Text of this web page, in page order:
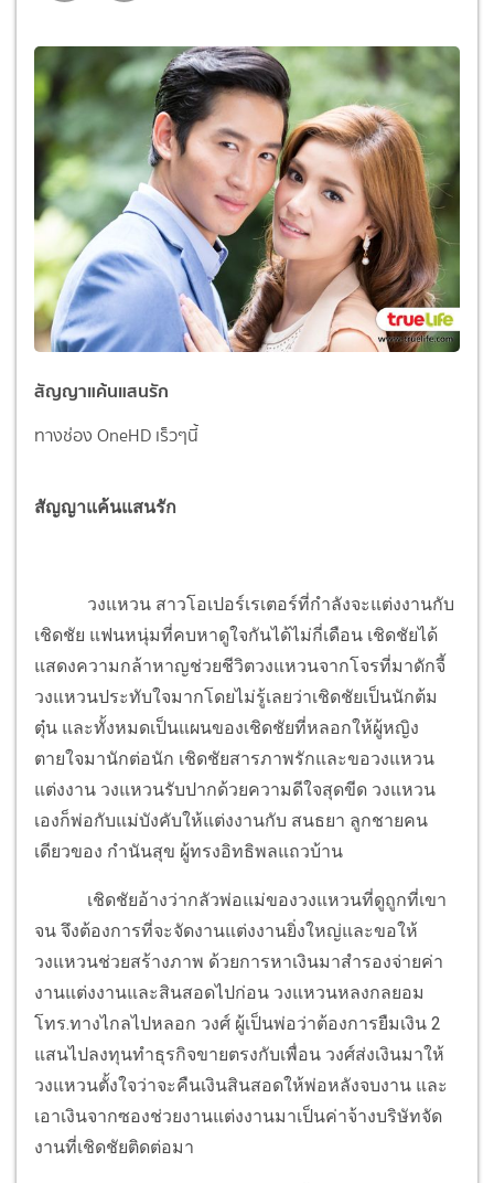
สัญญาแค้นแสนรัก
ทางช่อง OneHD เร็วๆนี้
สัญญาแค้นแสนรัก
วงแหวน สาวโอเปอร์เรเตอร์ที่กำลังจะแต่งงานกับ
เชิดชัย แฟนหนุ่มที่คบหาดูใจกันได้ไม่กี่เดือน เชิดชัยได้
แสดงความกล้าหาญช่วยชีวิตวงแหวนจากโจรที่มาดักจี้
วงแหวนประทับใจมากโดยไม่รู้เลยว่าเชิดชัยเป็นนักต้ม
ตุ๋น และทั้งหมดเป็นแผนของเชิดชัยที่หลอกให้ผู้หญิง
ตายใจมานักต่อนัก เชิดชัยสารภาพรักและขอวงแหวน
แต่งงาน วงแหวนรับปากด้วยความดีใจสุดขีด วงแหวน
เองก็พ่อกับแม่บังคับให้แต่งงานกับ สนธยา ลูกชายคน
เดียวของ กำนันสุข ผู้ทรงอิทธิพลแถวบ้าน
เชิดชัยอ้างว่ากลัวพ่อแม่ของวงแหวนที่ดูถูกที่เขา
จน จึงต้องการที่จะจัดงานแต่งงานยิ่งใหญ่และขอให้
วงแหวนช่วยสร้างภาพ ด้วยการหาเงินมาสำรองจ่ายค่า
งานแต่งงานและสินสอดไปก่อน วงแหวนหลงกลยอม
โทร.ทางไกลไปหลอก วงศ์ ผู้เป็นพ่อว่าต้องการยืมเงิน 2
แสนไปลงทุนทำธุรกิจขายตรงกับเพื่อน วงศ์ส่งเงินมาให้
วงแหวนตั้งใจว่าจะคืนเงินสินสอดให้พ่อหลังจบงาน และ
เอาเงินจากซองช่วยงานแต่งงานมาเป็นค่าจ้างบริษัทจัด
งานที่เชิดชัยติดต่อมา